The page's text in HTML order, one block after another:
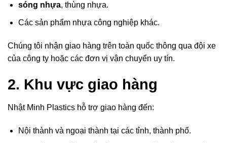
sóng nhựa, thùng nhựa.
Các sản phẩm nhựa công nghiệp khác.
Chúng tôi nhận giao hàng trên toàn quốc thông qua đội xe
của công ty hoặc các đơn vị vận chuyển uy tín.
2. Khu vực giao hàng
Nhật Minh Plastics hỗ trợ giao hàng đến:
Nội thành và ngoại thành tại các tỉnh, thành phố.